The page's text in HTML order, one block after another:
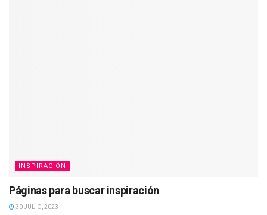
INSPIRACIÓN
Páginas para buscar inspiración
30 JULIO, 2023